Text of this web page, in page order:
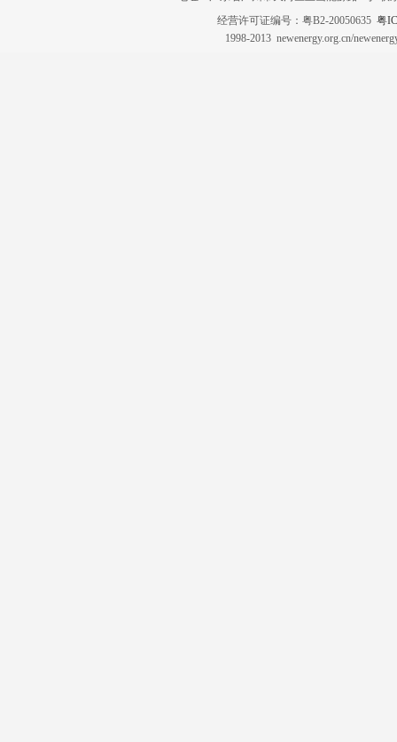
经营许可证编号：粤B2-20050635 粤
1998-2013 newenergy.org.cn/